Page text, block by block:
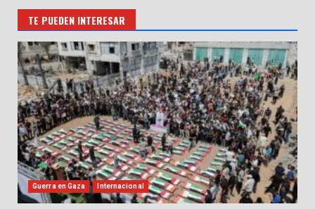
TE PUEDEN INTERESAR
Guerra en Gaza Internacional